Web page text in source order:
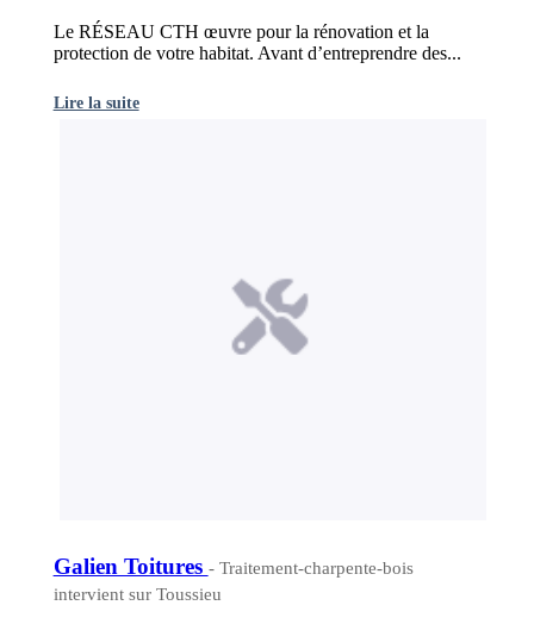
Le RÉSEAU CTH œuvre pour la rénovation et la
protection de votre habitat. Avant d’entreprendre des...
Lire la suite
Galien Toitures - Traitement-charpente-bois
intervient sur Toussieu